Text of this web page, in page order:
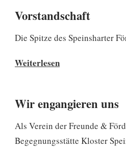
Kloster
Speinshart
Vorstandschaft
Die Spitze des Speinsharter
WeiterlesenVorstandschaft
Wir engangieren uns
Als Verein der Freunde &
Begegnungsstätte Kloster